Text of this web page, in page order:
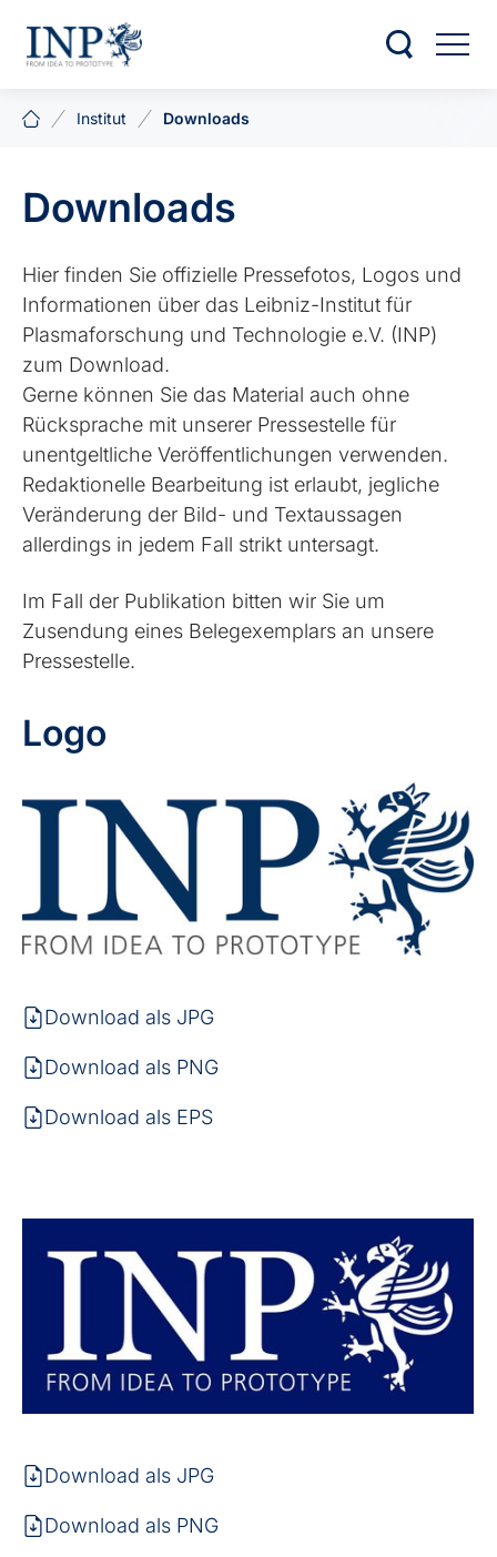
Institut Downloads
Downloads
Hier finden Sie offizielle Pressefotos, Logos und
Informationen über das Leibniz-Institut für
Plasmaforschung und Technologie e.V. (INP)
zum Download.
Gerne können Sie das Material auch ohne
Rücksprache mit unserer Pressestelle für
unentgeltliche Veröffentlichungen verwenden.
Redaktionelle Bearbeitung ist erlaubt, jegliche
Veränderung der Bild- und Textaussagen
allerdings in jedem Fall strikt untersagt.
Im Fall der Publikation bitten wir Sie um
Zusendung eines Belegexemplars an unsere
Pressestelle.
Logo
Download als JPG
Download als PNG
Download als EPS
Download als JPG
Download als PNG